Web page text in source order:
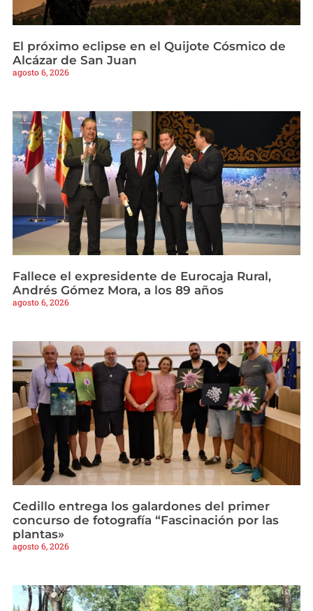
El próximo eclipse en el Quijote Cósmico de
Alcázar de San Juan
agosto 6, 2026
Fallece el expresidente de Eurocaja Rural,
Andrés Gómez Mora, a los 89 años
agosto 6, 2026
Cedillo entrega los galardones del primer
concurso de fotografía “Fascinación por las
plantas»
agosto 6, 2026